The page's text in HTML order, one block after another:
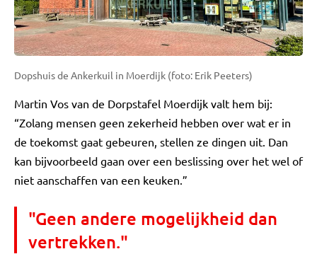
Dopshuis de Ankerkuil in Moerdijk (foto: Erik Peeters)
Martin Vos van de Dorpstafel Moerdijk valt hem bij:
“Zolang mensen geen zekerheid hebben over wat er in
de toekomst gaat gebeuren, stellen ze dingen uit. Dan
kan bijvoorbeeld gaan over een beslissing over het wel of
niet aanschaffen van een keuken.”
"Geen andere mogelijkheid dan
vertrekken."